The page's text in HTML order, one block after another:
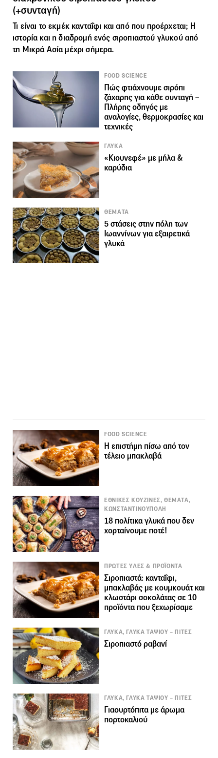
(+συνταγή)
Τι είναι το εκμέκ κανταΐφι και από που προέρχεται; Η
ιστορία και η διαδρομή ενός σιροπιαστού γλυκού από
τη Μικρά Ασία μέχρι σήμερα.
FOOD SCIENCE
Πώς φτιάχνουμε σιρόπι
ζάχαρης για κάθε συνταγή –
Πλήρης οδηγός με
αναλογίες, θερμοκρασίες και
τεχνικές
ΓΛΥΚΑ
«Κιουνεφέ» με μήλα &
καρύδια
ΘΕΜΑΤΑ
5 στάσεις στην πόλη των
Ιωαννίνων για εξαιρετικά
γλυκά
FOOD SCIENCE
Η επιστήμη πίσω από τον
τέλειο μπακλαβά
ΕΘΝΙΚΕΣ ΚΟΥΖΙΝΕΣ, ΘΕΜΑΤΑ,
ΚΩΝΣΤΑΝΤΙΝΟΥΠΟΛΗ
18 πολίτικα γλυκά που δεν
χορταίνουμε ποτέ!
ΠΡΩΤΕΣ ΥΛΕΣ & ΠΡΟΪΟΝΤΑ
Σιροπιαστά: κανταΐφι,
μπακλαβάς με κουμκουάτ και
κλωστάρι σοκολάτας σε 10
προϊόντα που ξεχωρίσαμε
ΓΛΥΚΑ, ΓΛΥΚΑ ΤΑΨΙΟΥ – ΠΙΤΕΣ
Σιροπιαστό ραβανί
ΓΛΥΚΑ, ΓΛΥΚΑ ΤΑΨΙΟΥ – ΠΙΤΕΣ
Γιαουρτόπιτα με άρωμα
πορτοκαλιού